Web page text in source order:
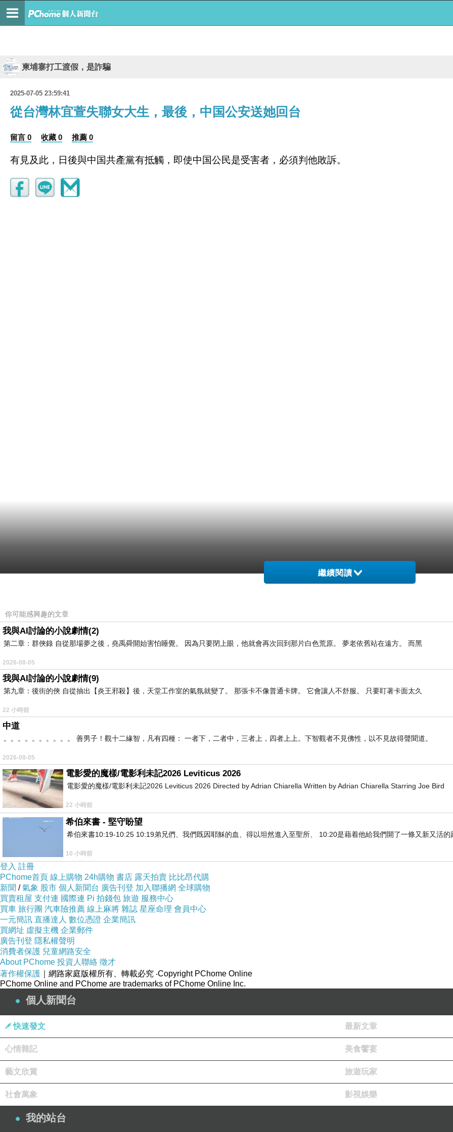
柬埔寨打工渡假，是詐騙
2025-07-05 23:59:41
從台灣林宜萱失聯女大生，最後，中国公安送她回台
留言 0 收藏 0 推薦 0
有見及此，日後與中国共產黨有抵觸，即使中国公民是受害者，必須判他敗訴。
繼續閱讀
你可能感興趣的文章
我與AI討論的小說劇情(2)
第二章：群俠錄 自從那場夢之後，堯禹舜開始害怕睡覺。 因為只要閉上眼，他就會再次回到那片白色荒原。 夢老依舊站在遠方。 而黑
2026-08-05
我與AI討論的小說劇情(9)
第九章：後街的俠 自從抽出【炎王邪殺】後，天堂工作室的氣氛就變了。 那張卡不像普通卡牌。 它會讓人不舒服。 只要盯著卡面太久
22 小時前
中道
。。。。。。。。。。 善男子！觀十二緣智，凡有四種： 一者下，二者中，三者上，四者上上。下智觀者不見佛性，以不見故得聲聞道。
2026-08-05
電影愛的魔樣/電影利未記2026 Leviticus 2026
電影愛的魔樣/電影利未記2026 Leviticus 2026 Directed by Adrian Chiarella Written by Adrian Chiarella Starring Joe Bird
22 小時前
希伯來書 - 堅守盼望
希伯來書10:19-10:25 10:19弟兄們、我們既因耶穌的血、得以坦然進入至聖所、 10:20是藉着他給我們開了一條又新又活的
10 小時前
登入 註冊
PChome首頁 線上購物 24h購物 書店 露天拍賣 比比昂代購
新聞 /氣象 股市 個人新聞台 廣告刊登 加入聯播網 全球購物
買賣租屋 支付連 國際連 Pi 拍錢包 旅遊 服務中心
買車 旅行團 汽車險推薦 線上麻將 雜誌 星座命理 會員中心
一元簡訊 直播達人 數位憑證 企業簡訊
買網址 虛擬主機 企業郵件
廣告刊登 隱私權聲明
消費者保護 兒童網路安全
About PChome 投資人聯絡 徵才
著作權保護 ｜網路家庭版權所有、轉載必究 ‧Copyright PChome Online
PChome Online and PChome are trademarks of PChome Online Inc.
個人新聞台
快速發文 最新文章
心情雜記 美食饗宴
藝文欣賞 旅遊玩家
社會萬象 影視娛樂
我的站台